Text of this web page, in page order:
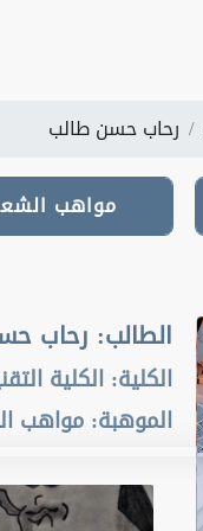
رحاب حسن طالب
مواهب
مواهب
الطالب: رحاب
الكلية: الكلية
الموهبة: مواهب